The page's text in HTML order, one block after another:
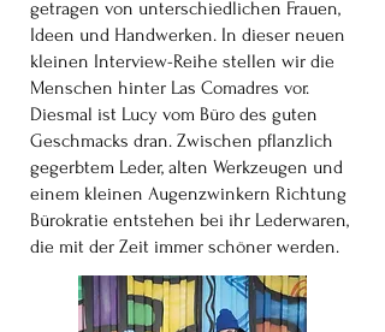
getragen von unterschiedlichen Frauen,
Ideen und Handwerken. In dieser neuen
kleinen Interview-Reihe stellen wir die
Menschen hinter Las Comadres vor.
Diesmal ist Lucy vom Büro des guten
Geschmacks dran. Zwischen pflanzlich
gegerbtem Leder, alten Werkzeugen und
einem kleinen Augenzwinkern Richtung
Bürokratie entstehen bei ihr Lederwaren,
die mit der Zeit immer schöner werden.